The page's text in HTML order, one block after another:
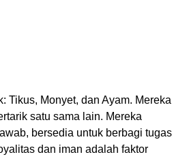
Tikus, Monyet, dan Ayam. Mereka
satu sama lain. Mereka
bersedia untuk berbagi tugas
dan iman adalah faktor